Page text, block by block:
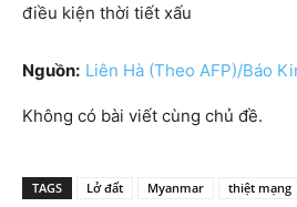
điều kiện thời tiết xấu
Nguồn: Liên Hà (Theo AFP)/Báo
Không có bài viết cùng chủ đề.
TAGS Lở đất Myanmar thiệt mạng